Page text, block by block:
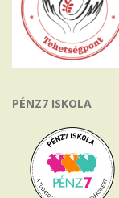
PÉNZ7 ISKOLA